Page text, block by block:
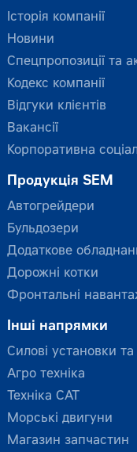
Історія компанії
Новини
Спецпропозиції та
Кодекс компанії
Відгуки клієнтів
Вакансії
Корпоративна
Продукція SEM
Автогрейдери
Бульдозери
Додаткове
Дорожні котки
Фронтальні
Інші напрямки
Силові установки
Агро техніка
Техніка CAT
Морські двигуни
Магазин запчастин